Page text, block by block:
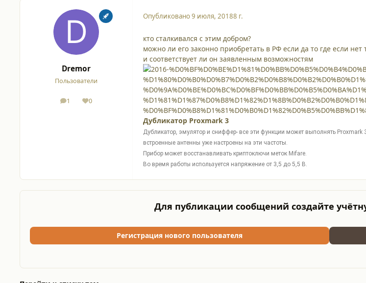
Dremor
Пользователи
1
сообщения
0
Репутация
Опубликовано9 июля, 20188 г.
кто сталкивался с этим добром?
можно ли его законно приобретать в РФ если да то где если нет
и соответствует ли он заявленным возможностям
Дубликатор Proxmark 3
Дубликатор, эмулятор и сниффер- все эти функции может выполнять Proxmark
встроенные антенны уже настроены на эти частоты.
Прибор может восстанавливать криптоключи меток Mifare.
Во время работы используется напряжение от 3,5 до 5,5 В.
Для публикации сообщений создайте
Регистрация нового пользователя